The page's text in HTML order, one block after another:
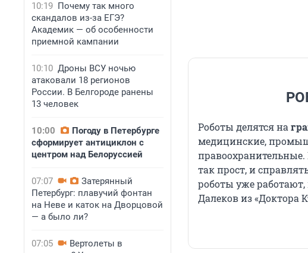
10:19 Почему так много
скандалов из-за ЕГЭ?
Академик — об особенности
приемной кампании
10:10 Дроны ВСУ ночью
атаковали 18 регионов
России. В Белгороде ранены
13 человек
10:00
Погоду в Петербурге
сформирует антициклон с
центром над Белоруссией
07:07
Затерянный
Петербург: плавучий фонтан
на Неве и каток на Дворцовой
— а было ли?
07:05
Вертолеты в
Роботы делятся на
медицинские,
правоохранительные.
так прост, и
роботы уже
Далеков из «Доктора